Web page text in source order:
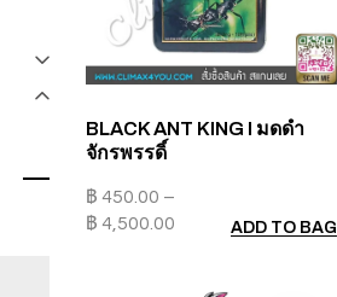
BLACK ANT KING I มดดำ
จักรพรรดิ์
฿ 450.00 –
฿ 4,500.00 ADD TO BAG